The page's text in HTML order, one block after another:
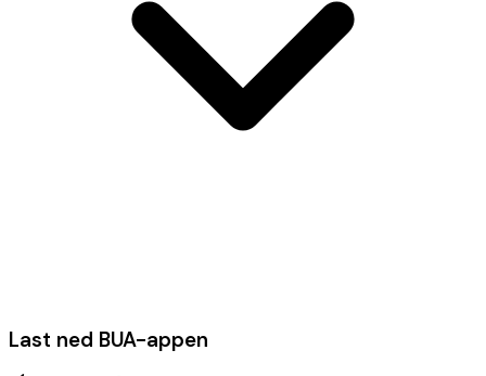
Last ned BUA-appen